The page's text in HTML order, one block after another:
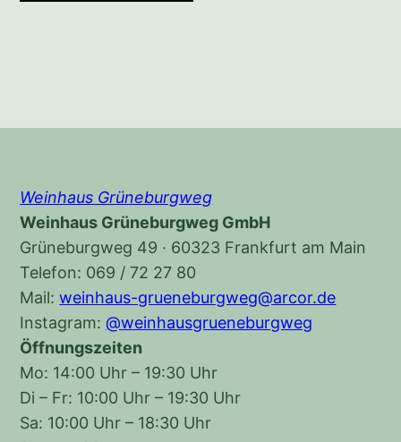
Weinhaus Grüneburgweg
Weinhaus Grüneburgweg GmbH
Grüneburgweg 49 · 60323 Frankfurt am Main
Telefon: 069 / 72 27 80
Mail:weinhaus-grueneburgweg@arcor.de
Instagram:@weinhausgrueneburgweg
Öffnungszeiten
Mo: 14:00 Uhr – 19:30 Uhr
Di – Fr: 10:00 Uhr – 19:30 Uhr
Sa: 10:00 Uhr – 18:30 Uhr